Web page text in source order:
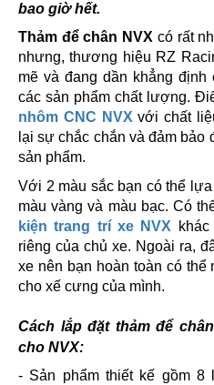
bao giờ hết.
Thảm để chân NVX có rất
nhưng, thương hiệu RZ
mẽ và đang dần khẳng
các sản phẩm chất lượng.
nhôm CNC NVX với chất
lại sự chắc chắn và đảm
sản phẩm.
Với 2 màu sắc bạn có thể
màu vàng và màu bạc. Có
kiện trang trí xe NVX
riêng của chủ xe. Ngoài ra,
xe nên bạn hoàn toàn có thể
cho xế cưng của mình.
Cách lắp đặt thảm để
cho NVX:
- Sản phẩm thiết kế gồm 8